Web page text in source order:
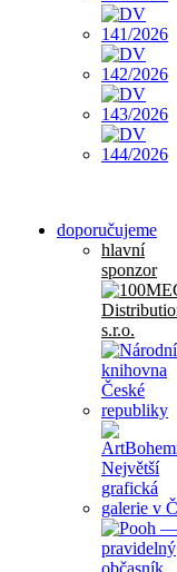
doporučujeme
hlavní
sponzor